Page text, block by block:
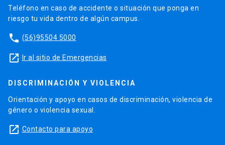
Teléfono en caso de accidente o situación que ponga en
riesgo tu vida dentro de algún campus.
phone (56)95504 5000
launch Ir al sitio de Emergencias
DISCRIMINACIÓN Y VIOLENCIA
Orientación y apoyo en casos de discriminación, violencia de
género o violencia sexual.
launch Contacto para apoyo